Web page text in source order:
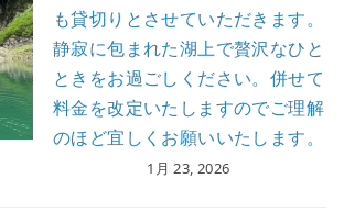
も貸切りとさせていただきます。
静寂に包まれた湖上で贅沢なひと
ときをお過ごしください。併せて
料金を改定いたしますのでご理解
のほど宜しくお願いいたします。
1月 23, 2026